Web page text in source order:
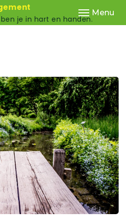
je in hart en handen.
Menu